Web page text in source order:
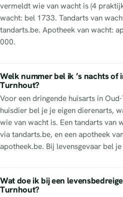
vermeldt wie van wacht is (4
wacht: bel 1733. Tandarts van
tandarts.be. Apotheek van wacht:
000.
Welk nummer bel ik ’s nachts of
Turnhout?
Voor een dringende huisarts in
huisdier bel je je eigen dierenarts,
wie van wacht is. Een tandarts van
via tandarts.be, en een apotheek
apotheek.be. Bij levensgevaar bel
Wat doe ik bij een
Turnhout?